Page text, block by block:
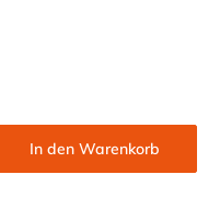
In den Warenkorb